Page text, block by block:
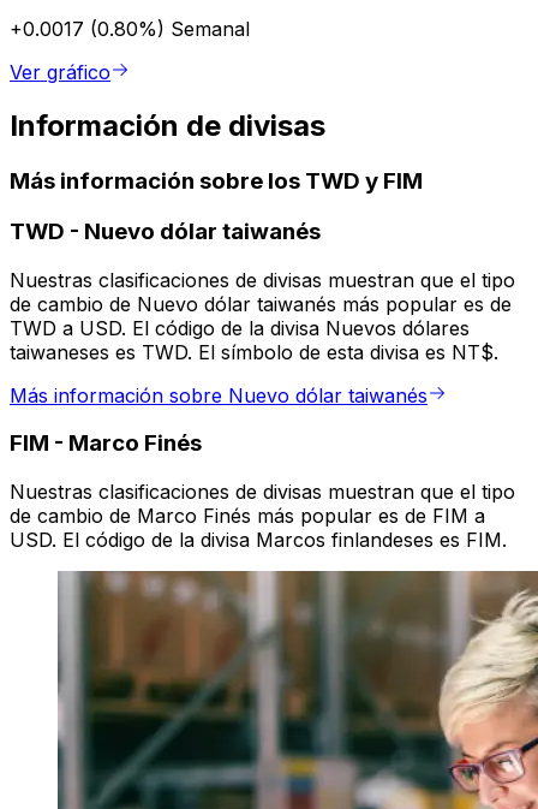
+0.0017 (0.80%) Semanal
Ver gráfico
Información de divisas
Más información sobre los TWD y FIM
TWD - Nuevo dólar taiwanés
Nuestras clasificaciones de divisas muestran que el tipo
de cambio de Nuevo dólar taiwanés más popular es de
TWD a USD. El código de la divisa Nuevos dólares
taiwaneses es TWD. El símbolo de esta divisa es NT$.
Más información sobre Nuevo dólar taiwanés
FIM - Marco Finés
Nuestras clasificaciones de divisas muestran que el tipo
de cambio de Marco Finés más popular es de FIM a
USD. El código de la divisa Marcos finlandeses es FIM.